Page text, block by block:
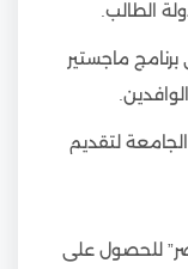
الطالب.
برنامج ماجستير
لتقديم
للحصول على